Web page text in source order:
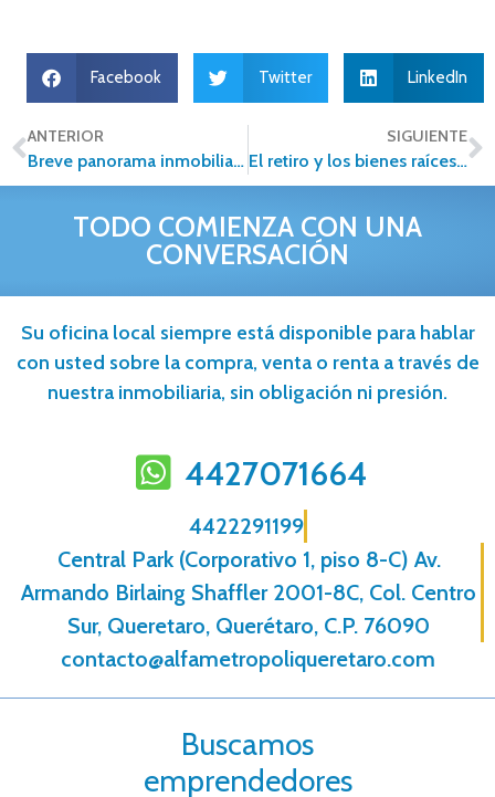
Facebook Twitter LinkedIn
ANTERIOR
Breve panorama inmobiliario del Noroeste
SIGUIENTE
El retiro y los bienes raíces: mayores posibilidades de las que te imaginas.
TODO COMIENZA CON UNA
CONVERSACIÓN
Su oficina local siempre está disponible para hablar
con usted sobre la compra, venta o renta a través de
nuestra inmobiliaria, sin obligación ni presión.
4427071664
4422291199
Central Park (Corporativo 1, piso 8-C) Av.
Armando Birlaing Shaffler 2001-8C, Col. Centro
Sur, Queretaro, Querétaro, C.P. 76090
contacto@alfametropoliqueretaro.com
Buscamos
emprendedores